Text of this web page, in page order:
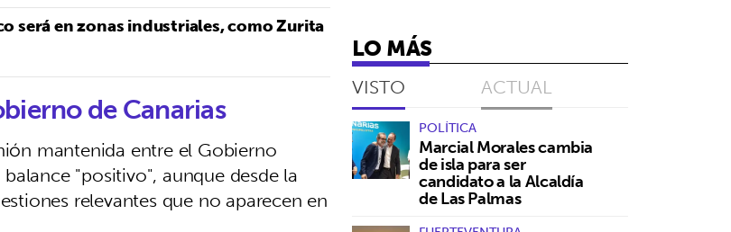
será en zonas industriales, como Zurita
de Canarias
mantenida entre el Gobierno
"positivo", aunque desde la
relevantes que no aparecen en
LO MÁS
VISTO ACTUAL
POLÍTICA
Marcial Morales cambia
de isla para ser
candidato a la Alcaldía
de Las Palmas